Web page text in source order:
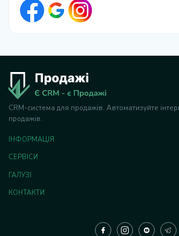
CRM-система для продажів. Автоматизуйте
продажів.
ІНФОРМАЦІЯ
СЕРВІСИ
ГАЛУЗІ
КОНТАКТИ